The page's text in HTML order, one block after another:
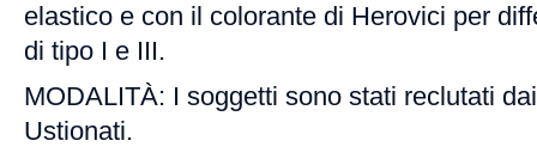
elastico e con il colorante di Herovici per
di tipo I e III.
MODALITÀ: I soggetti sono stati reclutati
Ustionati.